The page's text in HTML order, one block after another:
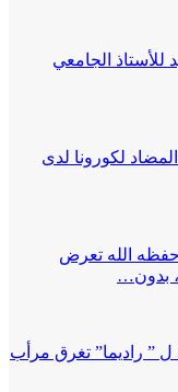
الجامعي
لكورونا لدى
الله تعرض
ل ” راديما” تغرق مرأب